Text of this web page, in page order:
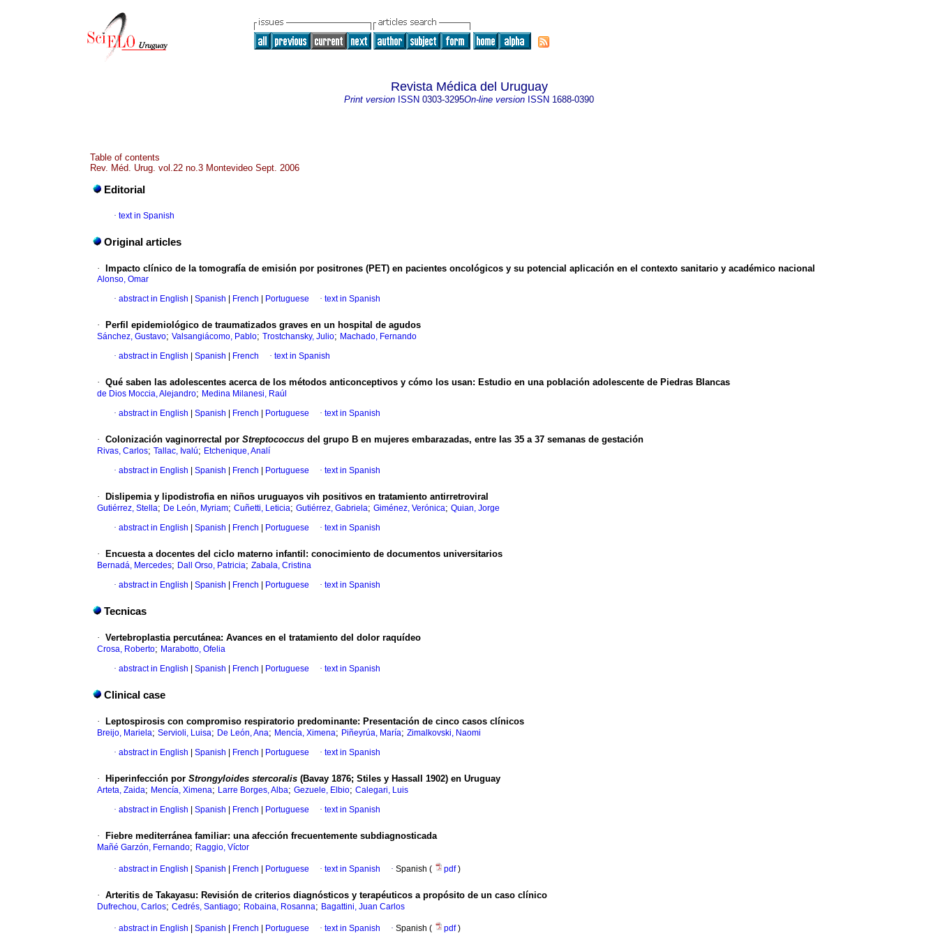
Revista Médica del Uruguay
Print version ISSN 0303-3295On-line version ISSN 1688-0390
Table of contents
Rev. Méd. Urug. vol.22 no.3 Montevideo Sept. 2006
Editorial
· text in Spanish
Original articles
· Impacto clínico de la tomografía de emisión por positrones (PET) en pacientes oncológicos y su potencial aplicación en el contexto sanitario y académico nacional
Alonso, Omar
· abstract in English Spanish French Portuguese · text in Spanish
· Perfil epidemiológico de traumatizados graves en un hospital de agudos
Sánchez, Gustavo; Valsangiácomo, Pablo; Trostchansky, Julio; Machado, Fernando
· abstract in English Spanish French · text in Spanish
· Qué saben las adolescentes acerca de los métodos anticonceptivos y cómo los usan: Estudio en una población adolescente de Piedras Blancas
de Dios Moccia, Alejandro; Medina Milanesi, Raúl
· abstract in English Spanish French Portuguese · text in Spanish
· Colonización vaginorrectal por Streptococcus del grupo B en mujeres embarazadas, entre las 35 a 37 semanas de gestación
Rivas, Carlos; Tallac, Ivalú; Etchenique, Analí
· abstract in English Spanish French Portuguese · text in Spanish
· Dislipemia y lipodistrofia en niños uruguayos vih positivos en tratamiento antirretroviral
Gutiérrez, Stella; De León, Myriam; Cuñetti, Leticia; Gutiérrez, Gabriela; Giménez, Verónica; Quian, Jorge
· abstract in English Spanish French Portuguese · text in Spanish
· Encuesta a docentes del ciclo materno infantil : conocimiento de documentos universitarios
Bernadá, Mercedes; Dall Orso, Patricia; Zabala, Cristina
· abstract in English Spanish French Portuguese · text in Spanish
Tecnicas
· Vertebroplastia percutánea: Avances en el tratamiento del dolor raquídeo
Crosa, Roberto; Marabotto, Ofelia
· abstract in English Spanish French Portuguese · text in Spanish
Clinical case
· Leptospirosis con compromiso respiratorio predominante: Presentación de cinco casos clínicos
Breijo, Mariela; Servioli, Luisa; De León, Ana; Mencía, Ximena; Piñeyrúa, María; Zimalkovski, Naomi
· abstract in English Spanish French Portuguese · text in Spanish
· Hiperinfección por Strongyloides stercoralis (Bavay 1876; Stiles y Hassall 1902) en Uruguay
Arteta, Zaida; Mencía, Ximena; Larre Borges, Alba; Gezuele, Elbio; Calegari, Luis
· abstract in English Spanish French Portuguese · text in Spanish
· Fiebre mediterránea familiar: una afección frecuentemente subdiagnosticada
Mañé Garzón, Fernando; Raggio, Víctor
· abstract in English Spanish French Portuguese · text in Spanish · Spanish ( pdf)
· Arteritis de Takayasu: Revisión de criterios diagnósticos y terapéuticos a propósito de un caso clínico
Dufrechou, Carlos; Cedrés, Santiago; Robaina, Rosanna; Bagattini, Juan Carlos
· abstract in English Spanish French Portuguese · text in Spanish · Spanish ( pdf)